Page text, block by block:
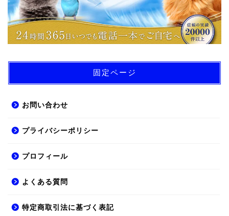
固定ページ
お問い合わせ
プライバシーポリシー
プロフィール
よくある質問
特定商取引法に基づく表記